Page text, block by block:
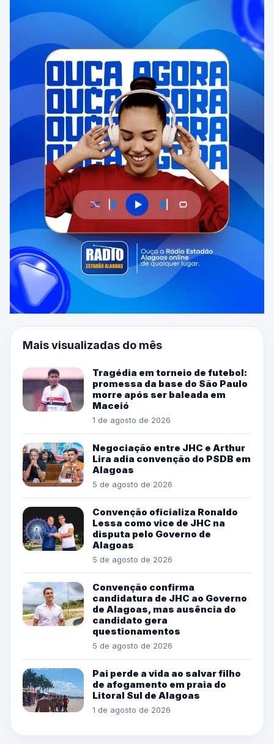
Mais visualizadas do mês
Tragédia em torneio de futebol:
promessa da base do São Paulo
morre após ser baleada em
Maceió
1 de agosto de 2026
Negociação entre JHC e Arthur
Lira adia convenção do PSDB em
Alagoas
5 de agosto de 2026
Convenção oficializa Ronaldo
Lessa como vice de JHC na
disputa pelo Governo de
Alagoas
5 de agosto de 2026
Convenção confirma
candidatura de JHC ao Governo
de Alagoas, mas ausência do
candidato gera
questionamentos
5 de agosto de 2026
Pai perde a vida ao salvar filho
de afogamento em praia do
Litoral Sul de Alagoas
1 de agosto de 2026